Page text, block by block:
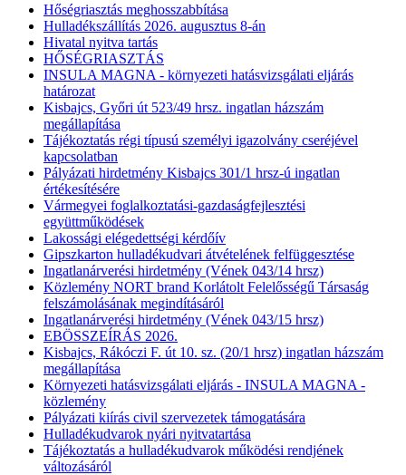
Hőségriasztás meghosszabbítása
Hulladékszállítás 2026. augusztus 8-án
Hivatal nyitva tartás
HŐSÉGRIASZTÁS
INSULA MAGNA - környezeti hatásvizsgálati eljárás
határozat
Kisbajcs, Győri út 523/49 hrsz. ingatlan házszám
megállapítása
Tájékoztatás régi típusú személyi igazolvány cseréjével
kapcsolatban
Pályázati hirdetmény Kisbajcs 301/1 hrsz-ú ingatlan
értékesítésére
Vármegyei foglalkoztatási-gazdaságfejlesztési
együttműködések
Lakossági elégedettségi kérdőív
Gipszkarton hulladékudvari átvételének felfüggesztése
Ingatlanárverési hirdetmény (Vének 043/14 hrsz)
Közlemény NORT brand Korlátolt Felelősségű Társaság
felszámolásának megindításáról
Ingatlanárverési hirdetmény (Vének 043/15 hrsz)
EBÖSSZEÍRÁS 2026.
Kisbajcs, Rákóczi F. út 10. sz. (20/1 hrsz) ingatlan házszám
megállapítása
Környezeti hatásvizsgálati eljárás - INSULA MAGNA -
közlemény
Pályázati kiírás civil szervezetek támogatására
Hulladékudvarok nyári nyitvatartása
Tájékoztatás a hulladékudvarok működési rendjének
változásáról